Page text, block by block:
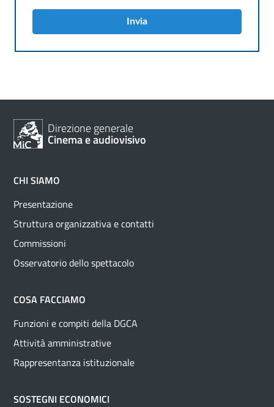
Invia
Direzione generale
Cinema e audiovisivo
CHI SIAMO
Presentazione
Struttura organizzativa e contatti
Commissioni
Osservatorio dello spettacolo
COSA FACCIAMO
Funzioni e compiti della DGCA
Attività amministrative
Rappresentanza istituzionale
SOSTEGNI ECONOMICI